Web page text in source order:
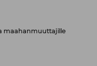
maahanmuuttajille